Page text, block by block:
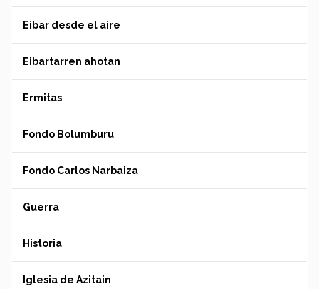
Eibar desde el aire
Eibartarren ahotan
Ermitas
Fondo Bolumburu
Fondo Carlos Narbaiza
Guerra
Historia
Iglesia de Azitain